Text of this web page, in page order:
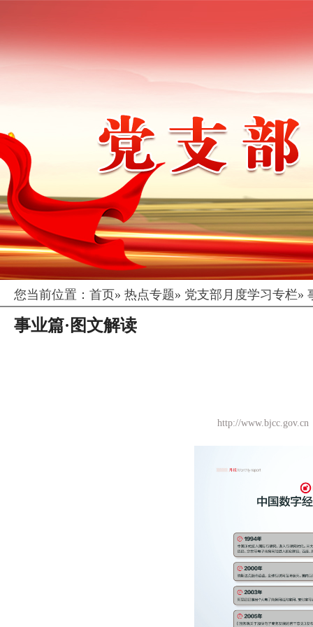
您当前位置： 首页» 热点专题» 党支部月度学习专栏»
事业篇·图文解读
http://